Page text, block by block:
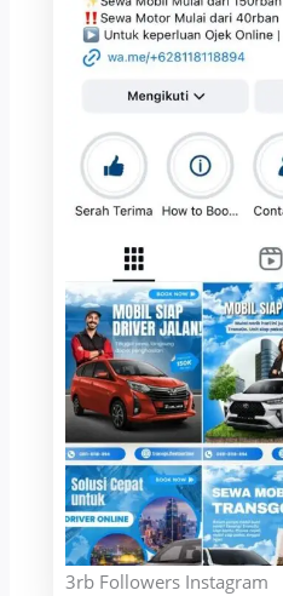
3rb Followers Instagram